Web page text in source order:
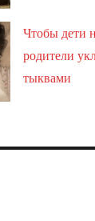
Чтобы дети
родители
тыквами